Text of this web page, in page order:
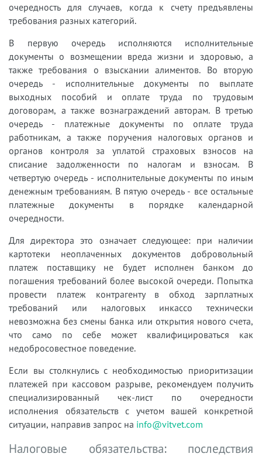
очередность для случаев, когда к счету предъявлены
требования разных категорий.
В первую очередь исполняются исполнительные
документы о возмещении вреда жизни и здоровью, а
также требования о взыскании алиментов. Во вторую
очередь - исполнительные документы по выплате
выходных пособий и оплате труда по трудовым
договорам, а также вознаграждений авторам. В третью
очередь - платежные документы по оплате труда
работникам, а также поручения налоговых органов и
органов контроля за уплатой страховых взносов на
списание задолженности по налогам и взносам. В
четвертую очередь - исполнительные документы по иным
денежным требованиям. В пятую очередь - все остальные
платежные документы в порядке календарной
очередности.
Для директора это означает следующее: при наличии
картотеки неоплаченных документов добровольный
платеж поставщику не будет исполнен банком до
погашения требований более высокой очереди. Попытка
провести платеж контрагенту в обход зарплатных
требований или налоговых инкассо технически
невозможна без смены банка или открытия нового счета,
что само по себе может квалифицироваться как
недобросовестное поведение.
Если вы столкнулись с необходимостью приоритизации
платежей при кассовом разрыве, рекомендуем получить
специализированный чек-лист по очередности
исполнения обязательств с учетом вашей конкретной
ситуации, направив запрос на info@vitvet.com
Налоговые обязательства: последствия